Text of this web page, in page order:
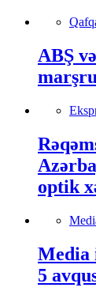
ABŞ
optik
Media
5